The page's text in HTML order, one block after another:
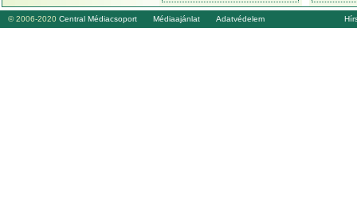
© 2006-2020 Central Médiacsoport Médiaajánlat Adatvédelem